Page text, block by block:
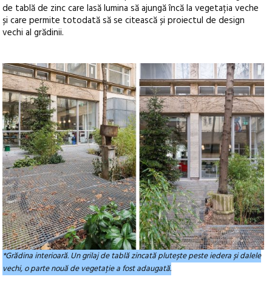
de tablă de zinc care lasă lumina să ajungă încă la vegetația veche
și care permite totodată să se citească și proiectul de design
vechi al grădinii.
*Grădina interioară. Un grilaj de tablă zincată plutește peste iedera și dalele
vechi, o parte nouă de vegetație a fost adaugată.